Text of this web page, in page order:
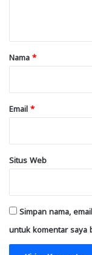
rNama *
Email *
Situs Web
Simpan nama,
untuk komentar saya